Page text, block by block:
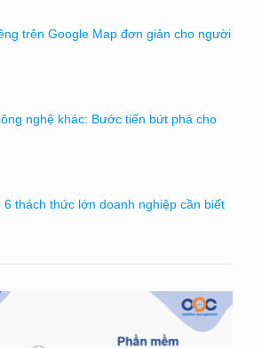
trên Google Map đơn giản cho người
nghệ khác: Bước tiến bứt phá cho
6 thách thức lớn doanh nghiệp cần biết